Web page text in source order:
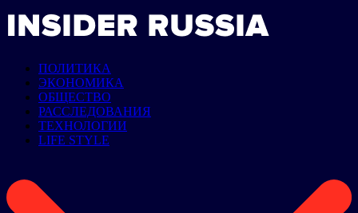
ПОЛИТИКА
ЭКОНОМИКА
ОБЩЕСТВО
РАССЛЕДОВАНИЯ
ТЕХНОЛОГИИ
LIFE STYLE